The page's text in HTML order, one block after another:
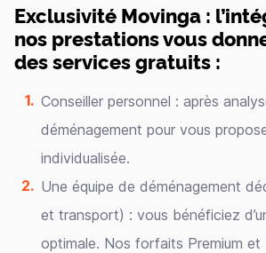
Exclusivité Movinga :
nos prestations vous
des services gratuits :
Conseiller personnel : après
déménagement pour vous
individualisée.
Une équipe de déménagement
et transport) : vous bénéficiez
optimale. Nos forfaits Premium et